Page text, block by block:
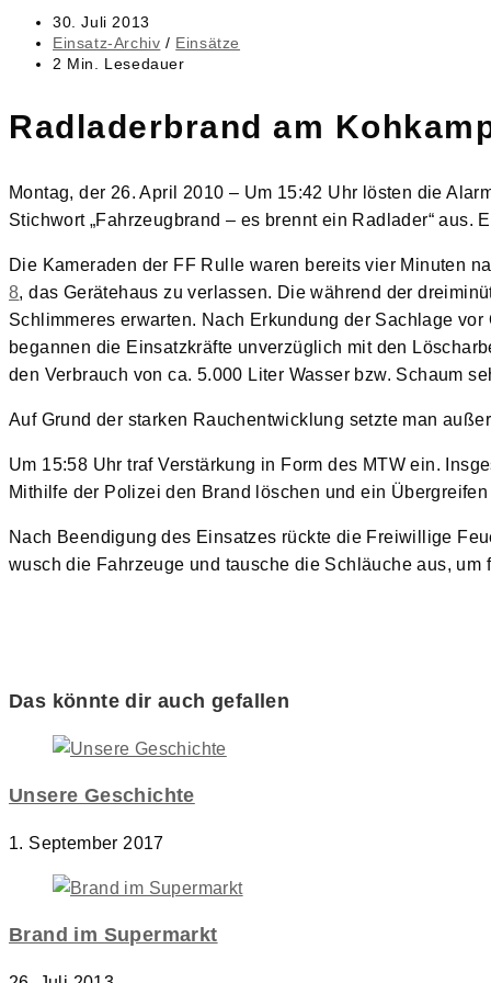
Beitrag
veröffentlicht:
30. Juli 2013
Beitrags-
Kategorie:
Einsatz-Archiv / Einsätze
Lesedauer:
2 Min. Lesedauer
Radladerbrand am
Montag, der 26. April 2010 – Um 15:42 Uhr lösten die
Stichwort „Fahrzeugbrand – es brennt ein Radlader“ aus.
Die Kameraden der FF Rulle waren bereits vier Minuten
8, das Gerätehaus zu verlassen. Die während der
Schlimmeres erwarten. Nach Erkundung der Sachlage
begannen die Einsatzkräfte unverzüglich mit den
den Verbrauch von ca. 5.000 Liter Wasser bzw. Schaum
Auf Grund der starken Rauchentwicklung setzte man
Um 15:58 Uhr traf Verstärkung in Form des MTW ein.
Mithilfe der Polizei den Brand löschen und ein
Nach Beendigung des Einsatzes rückte die Freiwillige
wusch die Fahrzeuge und tausche die Schläuche aus,
Das könnte dir auch gefallen
Unsere Geschichte
1. September 2017
Brand im Supermarkt